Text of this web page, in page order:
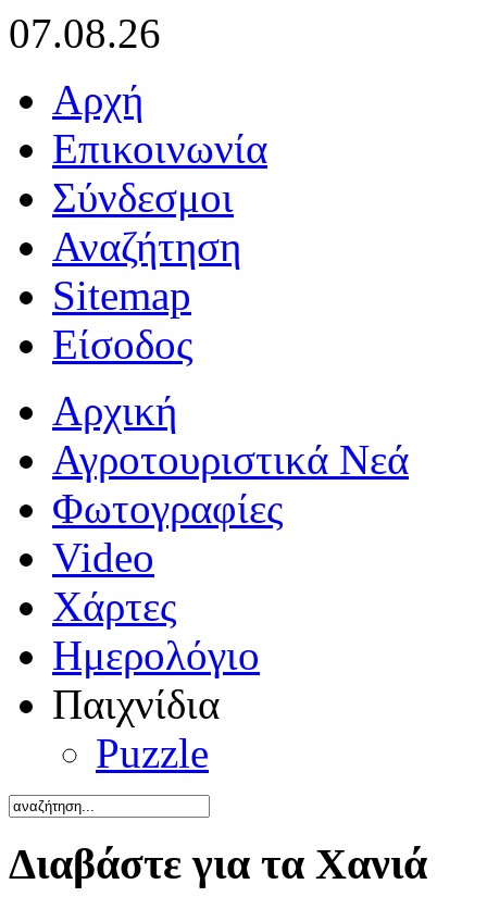
07.08.26
Αρχή
Επικοινωνία
Σύνδεσμοι
Αναζήτηση
Sitemap
Είσοδος
Αρχική
Αγροτουριστικά Νεά
Φωτογραφίες
Video
Χάρτες
Ημερολόγιο
Παιχνίδια
Puzzle
Διαβάστε για τα Χανιά